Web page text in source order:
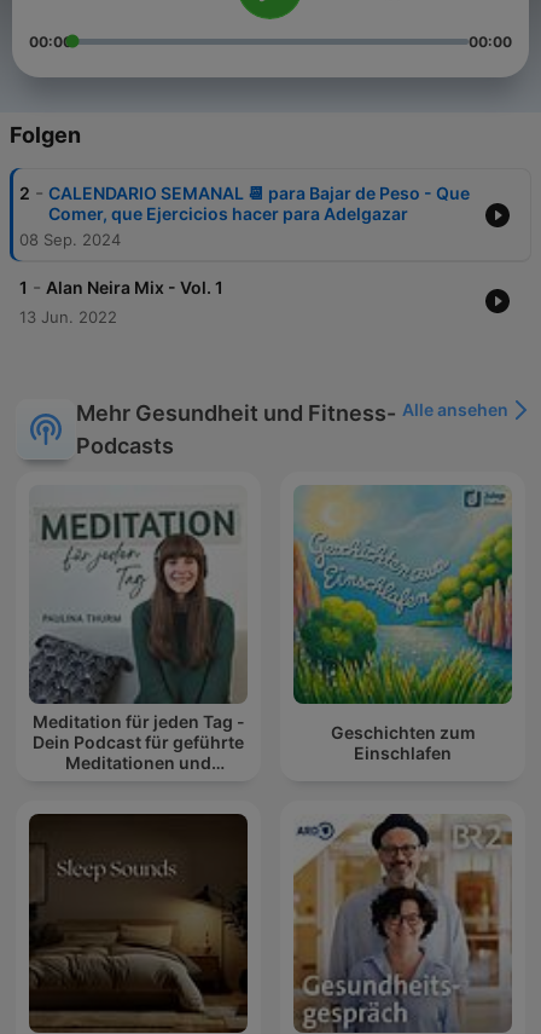
00:00 00:00
Folgen
2 - CALENDARIO SEMANAL 📆 para Bajar de Peso - Que
Comer, que Ejercicios hacer para Adelgazar
08 Sep. 2024
1 - Alan Neira Mix - Vol. 1
13 Jun. 2022
Mehr Gesundheit und Fitness-
Podcasts
Alle ansehen
Meditation für jeden Tag -
Dein Podcast für geführte
Meditationen und
Geschichten zum
Einschlafen